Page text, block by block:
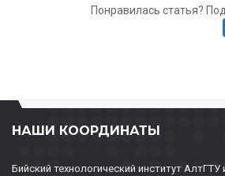
Понравилась статья?
НАШИ КООРДИНАТЫ
Бийский технологический институт